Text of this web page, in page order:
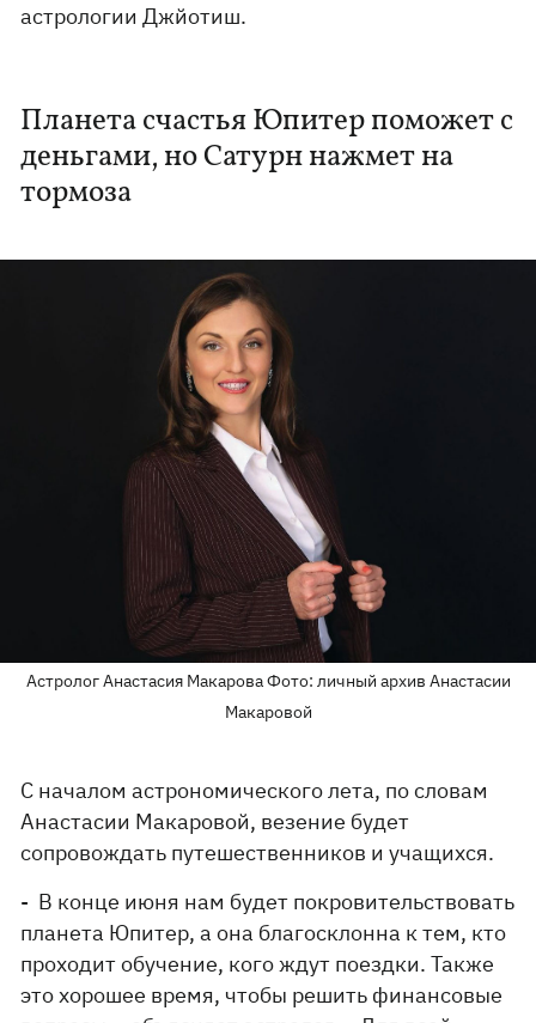
астрологии Джйотиш.
Планета счастья Юпитер поможет с
деньгами, но Сатурн нажмет на
тормоза
Астролог Анастасия Макарова Фото: личный архив Анастасии
Макаровой
С началом астрономического лета, по словам
Анастасии Макаровой, везение будет
сопровождать путешественников и учащихся.
- В конце июня нам будет покровительствовать
планета Юпитер, а она благосклонна к тем, кто
проходит обучение, кого ждут поездки. Также
это хорошее время, чтобы решить финансовые